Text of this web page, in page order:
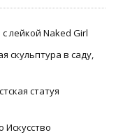
лейкой Naked Girl
скульптура в саду,
статуя